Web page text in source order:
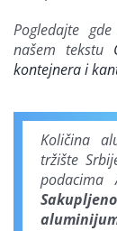
Pogledajte
našem tekstu
kontejnera i
Količina
tržište
podacima